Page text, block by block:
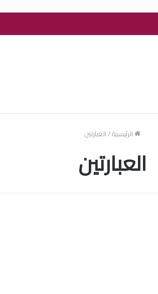
الرئيسية/العبارتين
العبارتين